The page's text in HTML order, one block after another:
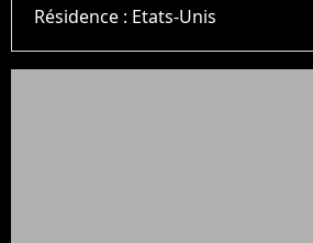
Résidence : Etats-Unis